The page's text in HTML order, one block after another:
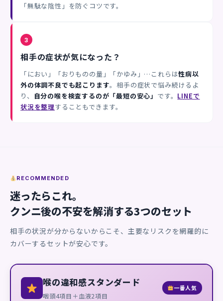
「無駄な陰性」を防ぐコツです。
3
相手の症状が気になった？
「におい」「おりものの量」「かゆみ」…これらは性病以
外の体調不良でも起こります。相手の症状で悩み続けるよ
り、
自分の喉を検査するのが「最短の安心」 です。 LINEで
状況を整理することもできます。
RECOMMENDED
迷ったらこれ。
クンニ後の不安を解消する3つのセット
相手の状況が分からないからこそ、主要なリスクを網羅的に
カバーするセットが安心です。
喉の違和感スタンダード
咽頭4項目＋血液2項目
一番人気